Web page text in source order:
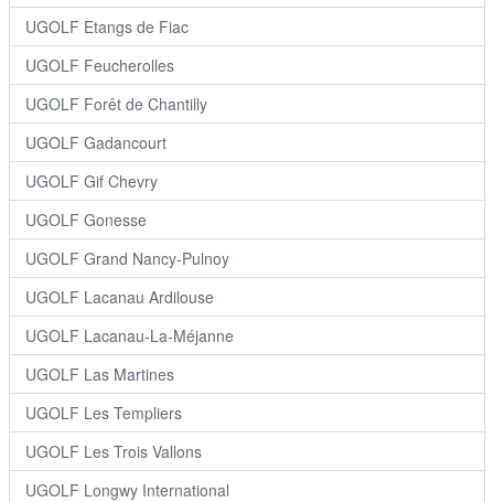
UGOLF Etangs de Fiac
UGOLF Feucherolles
UGOLF Forêt de Chantilly
UGOLF Gadancourt
UGOLF Gif Chevry
UGOLF Gonesse
UGOLF Grand Nancy-Pulnoy
UGOLF Lacanau Ardilouse
UGOLF Lacanau-La-Méjanne
UGOLF Las Martines
UGOLF Les Templiers
UGOLF Les Trois Vallons
UGOLF Longwy International